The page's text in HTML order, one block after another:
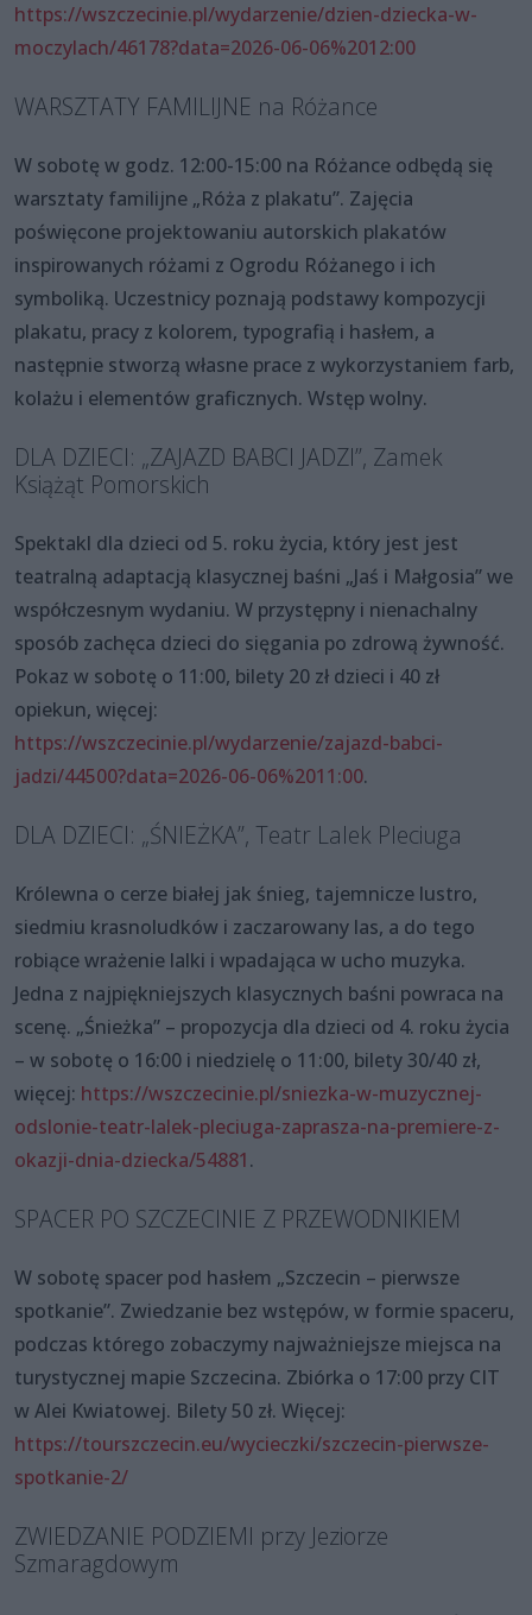
https://wszczecinie.pl/wydarzenie/dzien-dziecka-w-
moczylach/46178?data=2026-06-06%2012:00
WARSZTATY FAMILIJNE na Różance
W sobotę w godz. 12:00-15:00 na Różance odbędą się
warsztaty familijne „Róża z plakatu”. Zajęcia
poświęcone projektowaniu autorskich plakatów
inspirowanych różami z Ogrodu Różanego i ich
symboliką. Uczestnicy poznają podstawy kompozycji
plakatu, pracy z kolorem, typografią i hasłem, a
następnie stworzą własne prace z wykorzystaniem farb,
kolażu i elementów graficznych. Wstęp wolny.
DLA DZIECI: „ZAJAZD BABCI JADZI”, Zamek
Książąt Pomorskich
Spektakl dla dzieci od 5. roku życia, który jest jest
teatralną adaptacją klasycznej baśni „Jaś i Małgosia” we
współczesnym wydaniu. W przystępny i nienachalny
sposób zachęca dzieci do sięgania po zdrową żywność.
Pokaz w sobotę o 11:00, bilety 20 zł dzieci i 40 zł
opiekun, więcej:
https://wszczecinie.pl/wydarzenie/zajazd-babci-
jadzi/44500?data=2026-06-06%2011:00.
DLA DZIECI: „ŚNIEŻKA”, Teatr Lalek Pleciuga
Królewna o cerze białej jak śnieg, tajemnicze lustro,
siedmiu krasnoludków i zaczarowany las, a do tego
robiące wrażenie lalki i wpadająca w ucho muzyka.
Jedna z najpiękniejszych klasycznych baśni powraca na
scenę. „Śnieżka” – propozycja dla dzieci od 4. roku życia
– w sobotę o 16:00 i niedzielę o 11:00, bilety 30/40 zł,
więcej: https://wszczecinie.pl/sniezka-w-muzycznej-
odslonie-teatr-lalek-pleciuga-zaprasza-na-premiere-z-
okazji-dnia-dziecka/54881.
SPACER PO SZCZECINIE Z PRZEWODNIKIEM
W sobotę spacer pod hasłem „Szczecin – pierwsze
spotkanie”. Zwiedzanie bez wstępów, w formie spaceru,
podczas którego zobaczymy najważniejsze miejsca na
turystycznej mapie Szczecina. Zbiórka o 17:00 przy CIT
w Alei Kwiatowej. Bilety 50 zł. Więcej:
https://tourszczecin.eu/wycieczki/szczecin-pierwsze-
spotkanie-2/
ZWIEDZANIE PODZIEMI przy Jeziorze
Szmaragdowym